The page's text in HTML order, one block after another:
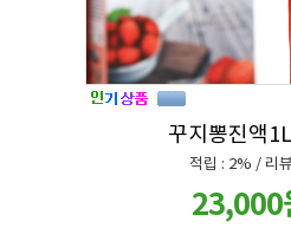
꾸지뽕진액
적립 : 2% / 리
23,000